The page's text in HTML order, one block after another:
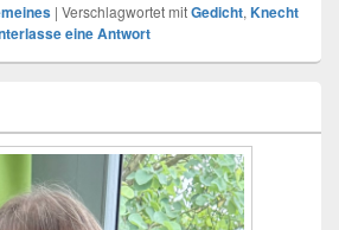
| Verschlagwortet mitGedicht,Knecht
eine Antwort